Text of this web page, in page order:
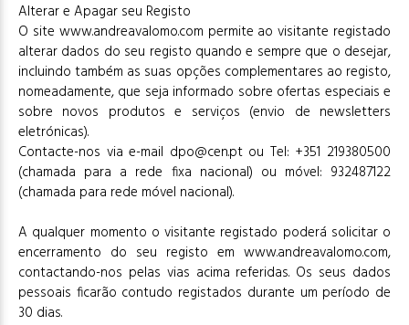
Alterar e Apagar seu Registo
O site www.andreavalomo.com permite ao visitante registado
alterar dados do seu registo quando e sempre que o desejar,
incluindo também as suas opções complementares ao registo,
nomeadamente, que seja informado sobre ofertas especiais e
sobre novos produtos e serviços (envio de newsletters
eletrónicas).
Contacte-nos via e-mail dpo@cen.pt ou Tel: +351 219380500
(chamada para a rede fixa nacional) ou móvel: 932487122
(chamada para rede móvel nacional).
A qualquer momento o visitante registado poderá solicitar o
encerramento do seu registo em www.andreavalomo.com,
contactando-nos pelas vias acima referidas. Os seus dados
pessoais ficarão contudo registados durante um período de
30 dias.